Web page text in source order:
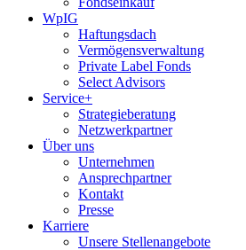
WpIG
Haftungsdach
Vermögensverwaltung
Private Label Fonds
Select Advisors
Service+
Strategieberatung
Netzwerkpartner
Über uns
Unternehmen
Ansprechpartner
Kontakt
Presse
Karriere
Unsere Stellenangebote